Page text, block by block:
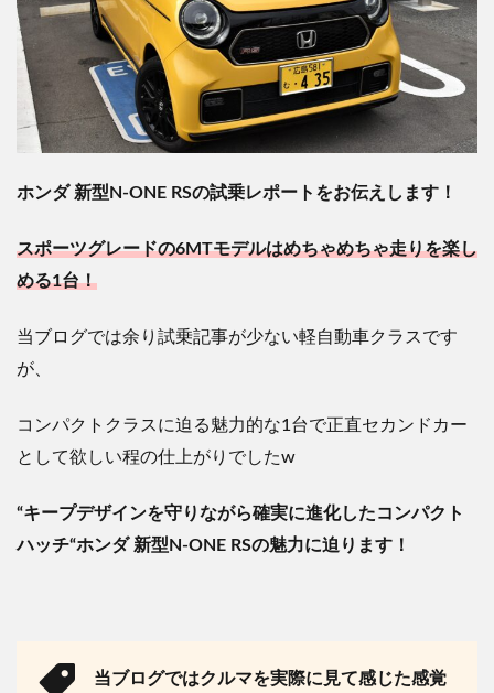
ホンダ 新型 N-ONE RSの試乗レポートをお伝えします！
スポーツグレードの6MTモデルはめちゃめちゃ走りを楽し
める1台！
当ブログでは余り試乗記事が少ない軽自動車クラスです
が、
コンパクトクラスに迫る魅力的な1台で正直セカンドカー
として欲しい程の仕上がりでしたw
“キープデザインを守りながら確実に進化したコンパクト
ハッチ“ホンダ 新型 N-ONE RSの魅力に迫ります！
当ブログではクルマを実際に見て感じた感覚